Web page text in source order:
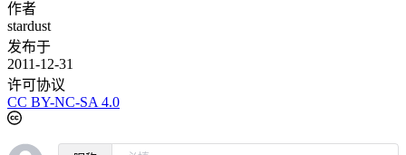
作者
stardust
发布于
2011-12-31
许可协议
CC BY-NC-SA 4.0